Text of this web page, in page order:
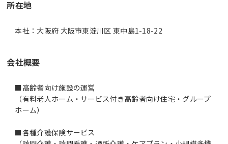
所在地
本社：大阪府 大阪市東淀川区 東中島1-18-22
会社概要
■高齢者向け施設の運営
（有料老人ホーム・サービス付き高齢者向け住宅・グループ
ホーム）
■各種介護保険サービス